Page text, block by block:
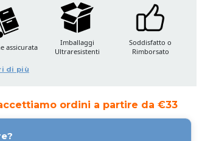
ordini a partire da €33
assicurata
Imballaggi
Ultraresistenti
Soddisfatto o
Rimborsato
di più